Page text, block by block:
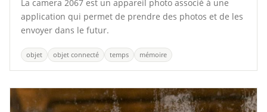
La camera 2067 est un appareil photo associé à une
application qui permet de prendre des photos et de les
envoyer dans le futur.
objet objet connecté temps mémoire